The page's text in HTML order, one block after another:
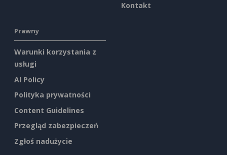
Kontakt
Prawny
Warunki korzystania z
usługi
AI Policy
Polityka prywatności
Content Guidelines
Przegląd zabezpieczeń
Zgłoś nadużycie